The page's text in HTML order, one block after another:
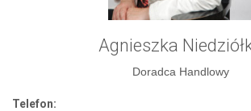
Agnieszka
Doradca Handlowy
Telefon: